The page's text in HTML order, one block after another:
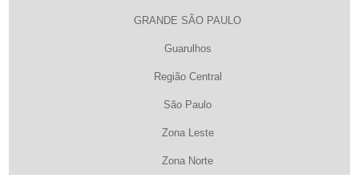
GRANDE SÃO PAULO
Guarulhos
Região Central
São Paulo
Zona Leste
Zona Norte